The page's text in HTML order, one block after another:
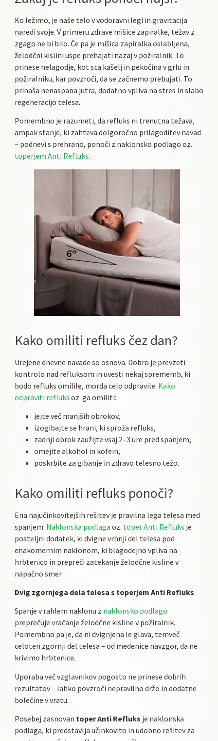
Ko ležimo, je naše telo v vodoravni legi in gravitacija
naredi svoje. V primeru zdrave mišice zapiralke, težav z
zgago ne bi bilo. Če pa je mišica zapiralka oslabljena,
želodčni kislini uspe prehajati nazaj v požiralnik. To
prinese nelagodje, kot sta kašelj in pekočina v grlu in
požiralniku, kar povzroči, da se začnemo prebujati. To
prinaša nenaspana jutra, dodatno vpliva na stres in slabo
regeneracijo telesa.
Pomembno je razumeti, da refluks ni trenutna težava,
ampak stanje, ki zahteva dolgoročno prilagoditev navad
– podnevi s prehrano, ponoči z naklonsko podlago oz.
toperjem Anti Refluks.
Kako omiliti refluks čez dan?
Urejene dnevne navade so osnova. Dobro je prevzeti
kontrolo nad refluksom in uvesti nekaj sprememb, ki
bodo refluks omilile, morda celo odpravile. Kako
odpraviti refluks oz. ga omiliti:
jejte več manjših obrokov,
izogibajte se hrani, ki sproža refluks,
zadnji obrok zaužijte vsaj 2–3 ure pred spanjem,
omejite alkohol in kofein,
poskrbite za gibanje in zdravo telesno težo.
Kako omiliti refluks ponoči?
Ena najučinkovitejših rešitev je pravilna lega telesa med
spanjem. Naklonska podlaga oz. toper Anti Refluks je
posteljni dodatek, ki dvigne vrhnji del telesa pod
enakomernim naklonom, ki blagodejno vpliva na
hrbtenico in prepreči zatekanje želodčne kisline v
napačno smer.
Dvig zgornjega dela telesa s toperjem Anti Refluks
Spanje v rahlem naklonu z naklonsko podlago
preprečuje vračanje želodčne kisline v požiralnik.
Pomembno pa je, da ni dvignjena le glava, temveč
celoten zgornji del telesa – od medenice navzgor, da ne
krivimo hrbtenice.
Uporaba več vzglavnikov pogosto ne prinese dobrih
rezultatov – lahko povzroči nepravilno držo in dodatne
bolečine v vratu.
Posebej zasnovan toper Anti Refluks je naklonska
podlaga, ki predstavlja učinkovito in udobno rešitev za